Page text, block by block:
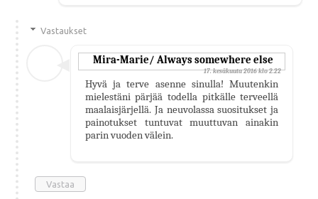
Vastaukset
Mira-Marie/ Always somewhere else
17. kesäkuuta 2016 klo 2.22
Hyvä ja terve asenne sinulla! Muutenkin
mielestäni pärjää todella pitkälle terveellä
maalaisjärjellä. Ja neuvolassa suositukset ja
painotukset tuntuvat muuttuvan ainakin
parin vuoden välein.
Vastaa